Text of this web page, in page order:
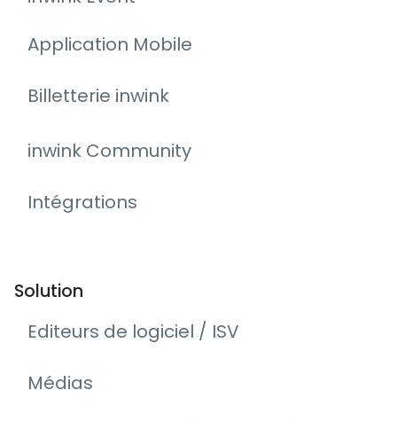
Application Mobile
Billetterie inwink
inwink Community
Intégrations
Solution
Editeurs de logiciel / ISV
Médias